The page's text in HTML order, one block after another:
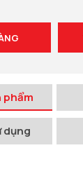
phẩm
dụng